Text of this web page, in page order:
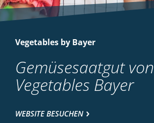
Vegetables by Bayer
Gemüsesaatgut von
Vegetables Bayer
WEBSITE BESUCHEN